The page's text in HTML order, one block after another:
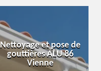
Nettoyage et pose de
gouttières ALU 86
Vienne